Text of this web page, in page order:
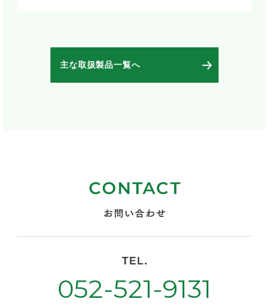
主な取扱製品一覧へ
052-521-9131